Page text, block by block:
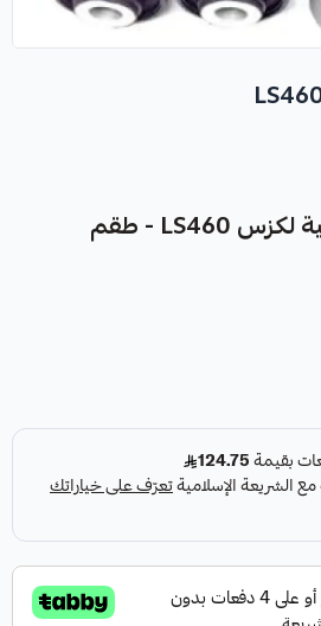
جلد مقصات أمامية لكزس LS460 - طقم
خصيصًا لضمان أداء مثالي